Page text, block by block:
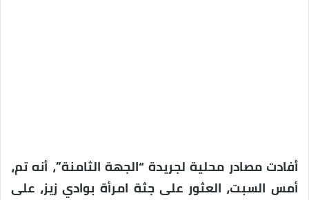
أفادت مصادر محلية لجريدة “الجهة الثامنة”، أنه تم،
أمس السبت، العثور على جثة امرأة بوادي زيز، على